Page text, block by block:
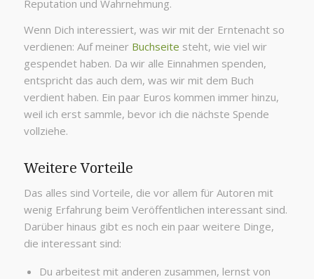
Reputation und Wahrnehmung.
Wenn Dich interessiert, was wir mit der Erntenacht so
verdienen: Auf meiner Buchseite steht, wie viel wir
gespendet haben. Da wir alle Einnahmen spenden,
entspricht das auch dem, was wir mit dem Buch
verdient haben. Ein paar Euros kommen immer hinzu,
weil ich erst sammle, bevor ich die nächste Spende
vollziehe.
Weitere Vorteile
Das alles sind Vorteile, die vor allem für Autoren mit
wenig Erfahrung beim Veröffentlichen interessant sind.
Darüber hinaus gibt es noch ein paar weitere Dinge,
die interessant sind:
Du arbeitest mit anderen zusammen, lernst von